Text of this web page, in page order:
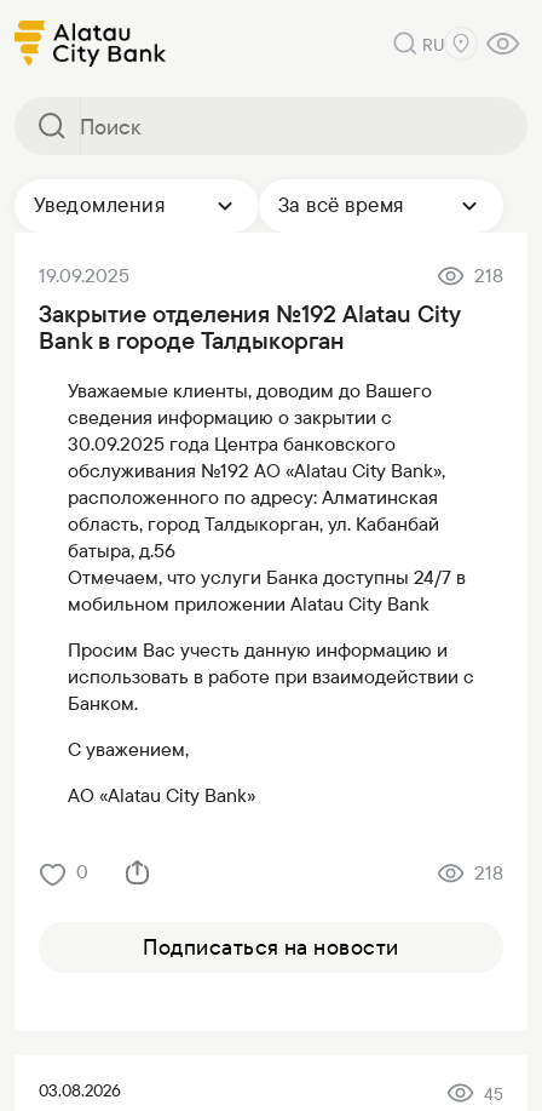
RU
Уведомления За всё время
19.09.2025 218
Закрытие отделения №192 Alatau City
Bank в городе Талдыкорган
Уважаемые клиенты, доводим до Вашего
сведения информацию о закрытии с
30.09.2025 года Центра банковского
обслуживания №192 АО «Alatau City Bank»,
расположенного по адресу: Алматинская
область, город Талдыкорган, ул. Кабанбай
батыра, д.56
Отмечаем, что услуги Банка доступны 24/7 в
мобильном приложении Alatau City Bank
Просим Вас учесть данную информацию и
использовать в работе при взаимодействии с
Банком.
С уважением,
AO «Alatau City Bank»
0 218
Подписаться на новости
03.08.2026
45